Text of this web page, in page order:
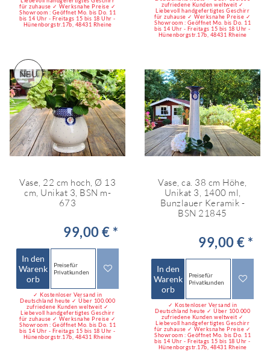
für zuhause ✓ Werksnahe Preise ✓
Showroom : Geöffnet Mo. bis Do. 11
bis 14 Uhr - Freitags 15 bis 18 Uhr -
Hünenborgstr.17b, 48431 Rheine
zufriedene Kunden weltweit ✓
Liebevoll handgefertigtes Geschirr
für zuhause ✓ Werksnahe Preise ✓
Showroom : Geöffnet Mo. bis Do. 11
bis 14 Uhr - Freitags 15 bis 18 Uhr -
Hünenborgstr.17b, 48431 Rheine
NEU
Vase, 22 cm hoch, Ø 13
cm, Unikat 3, BSN m-
673
99,00 € *
In den
Warenk
orb
Preise für
Privatkunden
✓ Kostenloser Versand in
Deutschland heute ✓ Über 100.000
zufriedene Kunden weltweit ✓
Liebevoll handgefertigtes Geschirr
für zuhause ✓ Werksnahe Preise ✓
Showroom : Geöffnet Mo. bis Do. 11
bis 14 Uhr - Freitags 15 bis 18 Uhr -
Hünenborgstr.17b, 48431 Rheine
Vase, ca. 38 cm Höhe,
Unikat 3, 1400 ml,
Bunzlauer Keramik -
BSN 21845
99,00 € *
In den
Warenk
orb
Preise für
Privatkunden
✓ Kostenloser Versand in
Deutschland heute ✓ Über 100.000
zufriedene Kunden weltweit ✓
Liebevoll handgefertigtes Geschirr
für zuhause ✓ Werksnahe Preise ✓
Showroom : Geöffnet Mo. bis Do. 11
bis 14 Uhr - Freitags 15 bis 18 Uhr -
Hünenborgstr.17b, 48431 Rheine